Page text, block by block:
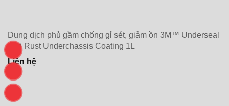
Dung dịch phủ gầm chống gỉ sét, giảm ồn 3M™ Underseal
Anti Rust Underchassis Coating 1L
Liên hệ